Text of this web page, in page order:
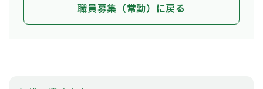
職員募集（常勤）に戻る